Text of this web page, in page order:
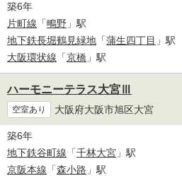
築6年
片町線 「鴫野 」駅
地下鉄長堀鶴見緑地 「蒲生四丁目 」駅
大阪環状線 「京橋 」駅
ハーモニーテラス大宮Ⅲ
空室あり 大阪府大阪市旭区大宮
築6年
地下鉄谷町線 「千林大宮 」駅
京阪本線 「森小路 」駅